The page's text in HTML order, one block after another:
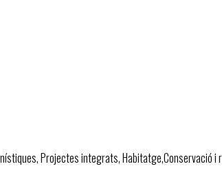
Projectes integrats, Habitatge,Conservació i